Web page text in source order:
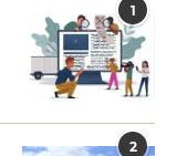
1
2